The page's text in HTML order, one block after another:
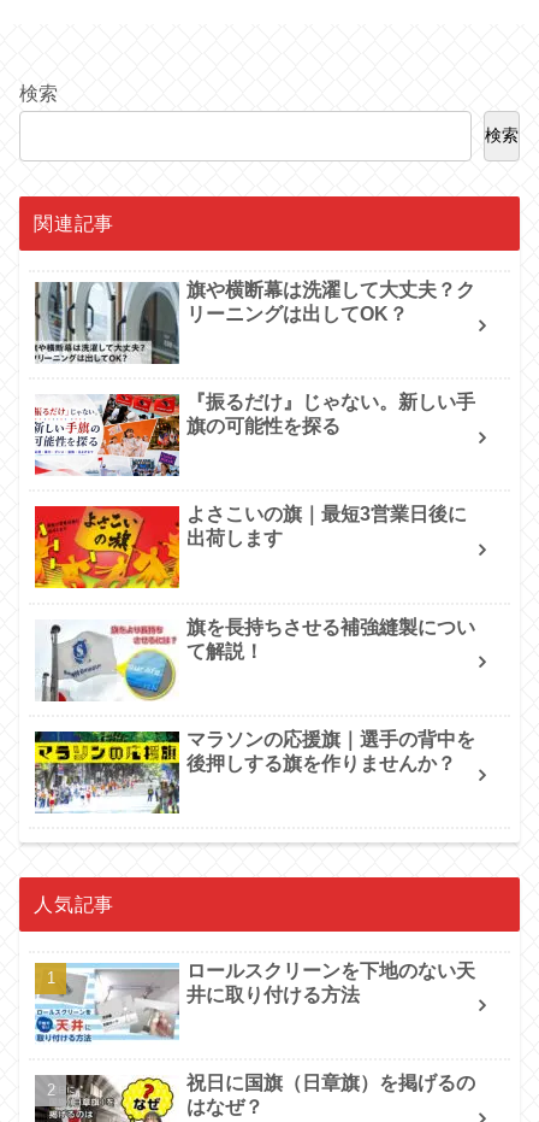
検索
検索
関連記事
旗や横断幕は洗濯して大丈夫？ク
リーニングは出してOK？
『振るだけ』じゃない。新しい手
旗の可能性を探る
よさこいの旗｜最短3営業日後に
出荷します
旗を長持ちさせる補強縫製につい
て解説！
マラソンの応援旗｜選手の背中を
後押しする旗を作りませんか？
人気記事
ロールスクリーンを下地のない天
井に取り付ける方法
祝日に国旗（日章旗）を掲げるの
はなぜ？